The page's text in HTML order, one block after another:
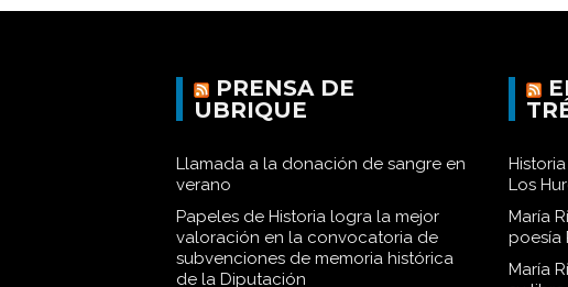
PRENSA DE
UBRIQUE
Llamada a la donación de sangre en
verano
Papeles de Historia logra la mejor
valoración en la convocatoria de
subvenciones de memoria histórica
de la Diputación
Los
María
poesía
María